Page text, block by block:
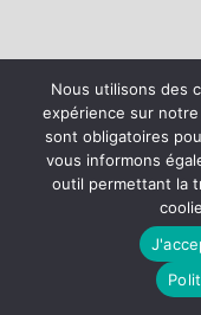
Nous utilisons des
expérience sur
sont obligatoires
vous informons
outil permettant la